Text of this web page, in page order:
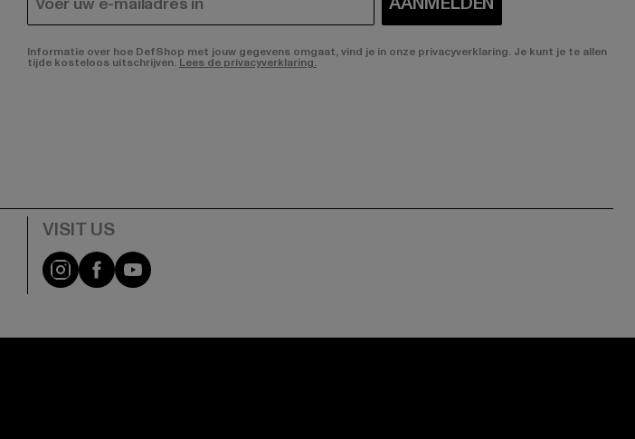
E-MAIL
Informatie over hoe DefShop met jouw gegevens omgaat, vind je in onze privacyverklaring. Je kunt je te allen
tijde kosteloos uitschrijven. Lees de privacyverklaring.
Visit our Instagram page:
Visit our Facebook page:
Visit our YouTube channel: